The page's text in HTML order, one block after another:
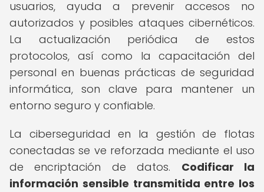
usuarios, ayuda a prevenir accesos no
autorizados y posibles ataques cibernéticos.
La actualización periódica de estos
protocolos, así como la capacitación del
personal en buenas prácticas de seguridad
informática, son clave para mantener un
entorno seguro y confiable.
La ciberseguridad en la gestión de flotas
conectadas se ve reforzada mediante el uso
de encriptación de datos. Codificar la
información sensible transmitida entre los